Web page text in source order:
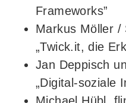
Frameworks”
Markus Möller /
„Twick.it, die
Jan Deppisch
„Digital-soziale